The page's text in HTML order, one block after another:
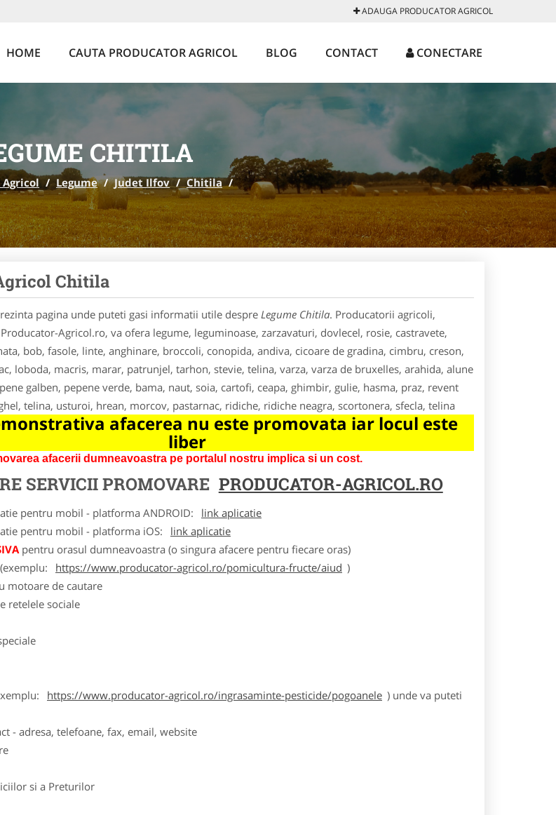
ADAUGA PRODUCATOR AGRICOL
HOME CAUTA PRODUCATOR AGRICOL BLOG CONTACT CONECTARE
CHITILA
/ Legume / Judet Ilfov / Chitila /
Chitila
pagina unde puteti gasi informatii utile despre Legume Chitila. Producatorii agricoli,
Agricol.ro, va ofera legume, leguminoase, zarzavaturi, dovlecel, rosie, castravete,
bob, fasole, linte, anghinare, broccoli, conopida, andiva, cicoare de gradina, cimbru, creson,
loboda, macris, marar, patrunjel, tarhon, stevie, telina, varza, varza de bruxelles, arahida, alune
galben, pepene verde, bama, naut, soia, cartofi, ceapa, ghimbir, gulie, hasma, praz, revent
telina, usturoi, hrean, morcov, pastarnac, ridiche, ridiche neagra, scortonera, sfecla, telina
afacerea nu este promovata iar locul este
liber
afacerii dumneavoastra pe portalul nostru implica si un cost.
SERVICII PROMOVARE PRODUCATOR-AGRICOL.RO
pentru mobil - platforma ANDROID:
link aplicatie
pentru mobil - platforma iOS:
link aplicatie
pentru orasul dumneavoastra (o singura afacere pentru fiecare oras)
https://www.producator-agricol.ro/pomicultura-fructe/aiud )
motoare de cautare
retelele sociale
https://www.producator-agricol.ro/ingrasaminte-pesticide/pogoanele ) unde va puteti
- adresa, telefoane, fax, email, website
si a Preturilor